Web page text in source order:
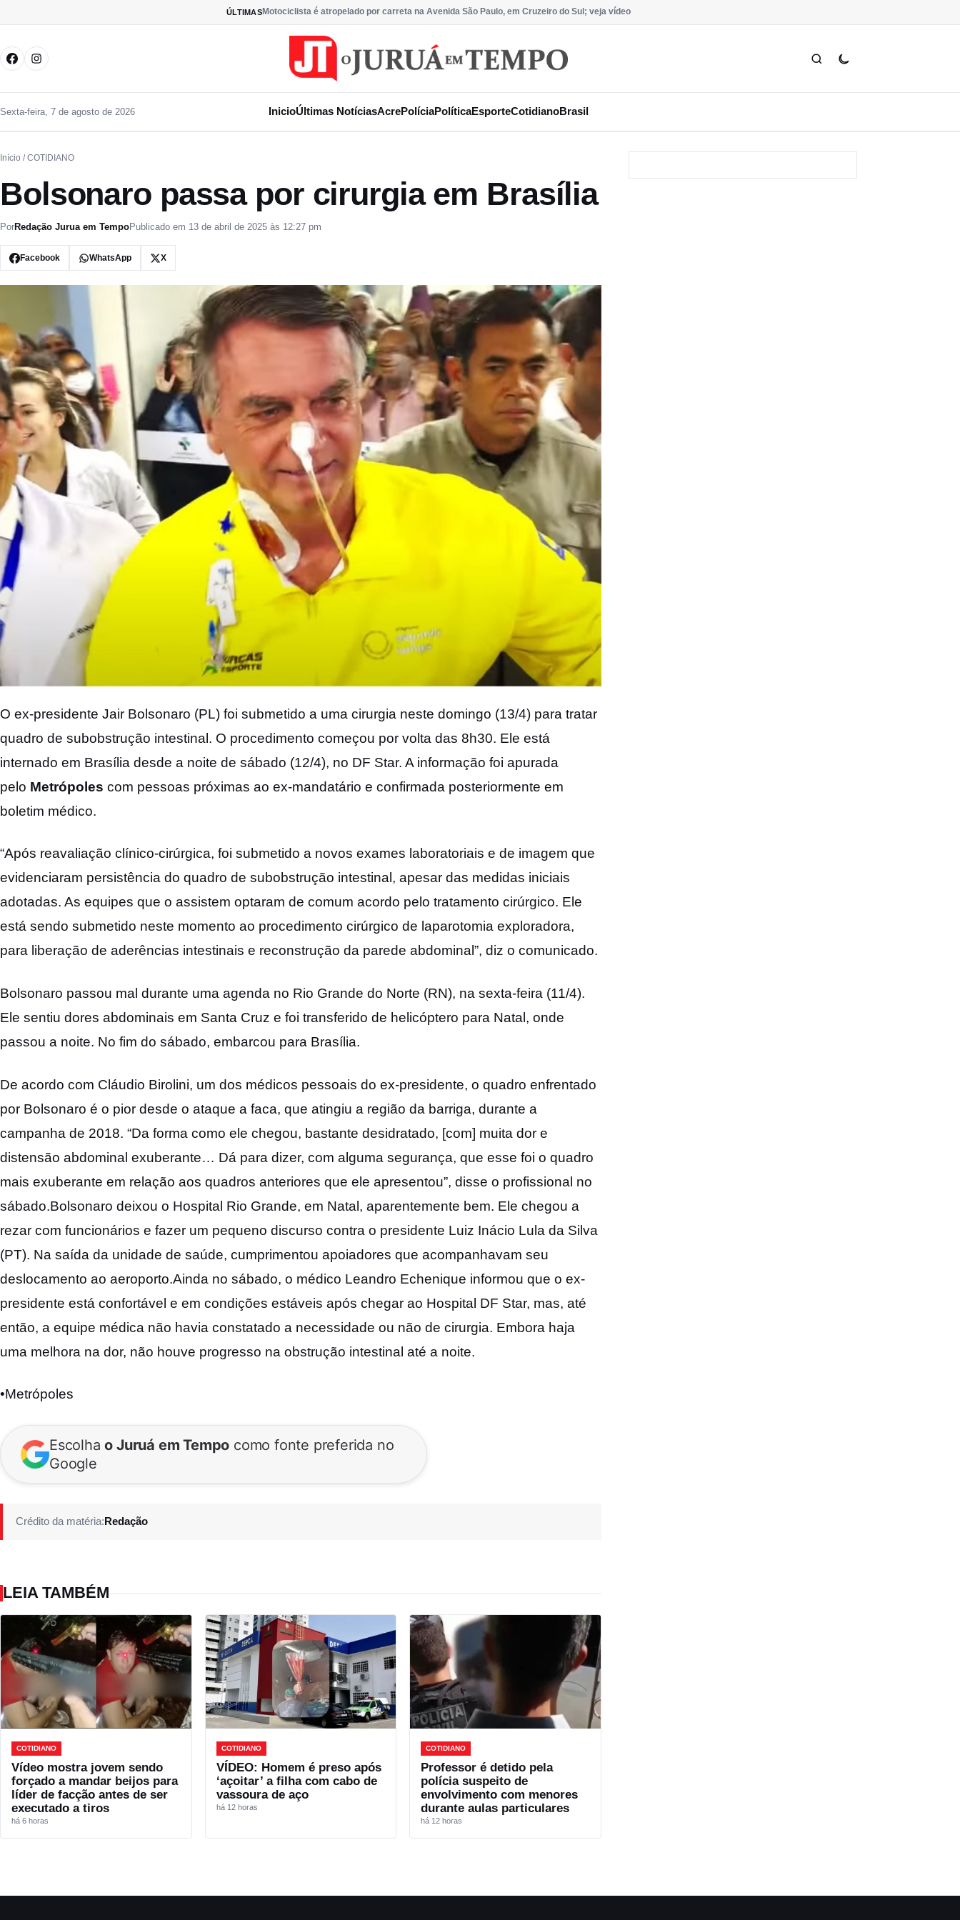
ÚLTIMASMotociclista é atropelado por carreta na Avenida São Paulo, em Cruzeiro do Sul; veja vídeo
Sexta-feira, 7 de agosto de 2026 InicioÚltimas NotíciasAcrePolíciaPolíticaEsporteCotidianoBrasil
Início / COTIDIANO
Bolsonaro passa por cirurgia em Brasília
PorRedação Jurua em TempoPublicado em 13 de abril de 2025 às 12:27 pm
Facebook WhatsApp X
O ex-presidente Jair Bolsonaro (PL) foi submetido a uma cirurgia neste domingo (13/4) para tratar
quadro de subobstrução intestinal. O procedimento começou por volta das 8h30. Ele está
internado em Brasília desde a noite de sábado (12/4), no DF Star. A informação foi apurada
pelo Metrópoles com pessoas próximas ao ex-mandatário e confirmada posteriormente em
boletim médico.
“Após reavaliação clínico-cirúrgica, foi submetido a novos exames laboratoriais e de imagem que
evidenciaram persistência do quadro de subobstrução intestinal, apesar das medidas iniciais
adotadas. As equipes que o assistem optaram de comum acordo pelo tratamento cirúrgico. Ele
está sendo submetido neste momento ao procedimento cirúrgico de laparotomia exploradora,
para liberação de aderências intestinais e reconstrução da parede abdominal”, diz o comunicado.
Bolsonaro passou mal durante uma agenda no Rio Grande do Norte (RN), na sexta-feira (11/4).
Ele sentiu dores abdominais em Santa Cruz e foi transferido de helicóptero para Natal, onde
passou a noite. No fim do sábado, embarcou para Brasília.
De acordo com Cláudio Birolini, um dos médicos pessoais do ex-presidente, o quadro enfrentado
por Bolsonaro é o pior desde o ataque a faca, que atingiu a região da barriga, durante a
campanha de 2018. “Da forma como ele chegou, bastante desidratado, [com] muita dor e
distensão abdominal exuberante… Dá para dizer, com alguma segurança, que esse foi o quadro
mais exuberante em relação aos quadros anteriores que ele apresentou”, disse o profissional no
sábado.Bolsonaro deixou o Hospital Rio Grande, em Natal, aparentemente bem. Ele chegou a
rezar com funcionários e fazer um pequeno discurso contra o presidente Luiz Inácio Lula da Silva
(PT). Na saída da unidade de saúde, cumprimentou apoiadores que acompanhavam seu
deslocamento ao aeroporto.Ainda no sábado, o médico Leandro Echenique informou que o ex-
presidente está confortável e em condições estáveis após chegar ao Hospital DF Star, mas, até
então, a equipe médica não havia constatado a necessidade ou não de cirurgia. Embora haja
uma melhora na dor, não houve progresso na obstrução intestinal até a noite.
•Metrópoles
Escolhao Juruá em Tempo como fonte preferida no
Google
Crédito da matéria: Redação
LEIA TAMBÉM
COTIDIANO
Vídeo mostra jovem sendo
forçado a mandar beijos para
líder de facção antes de ser
executado a tiros
há 6 horas
COTIDIANO
VÍDEO: Homem é preso após
‘açoitar’ a filha com cabo de
vassoura de aço
há 12 horas
COTIDIANO
Professor é detido pela
polícia suspeito de
envolvimento com menores
durante aulas particulares
há 12 horas